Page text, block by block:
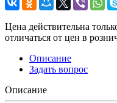
Цена действительна
отличаться от цен в
Описание
Задать вопрос
Описание